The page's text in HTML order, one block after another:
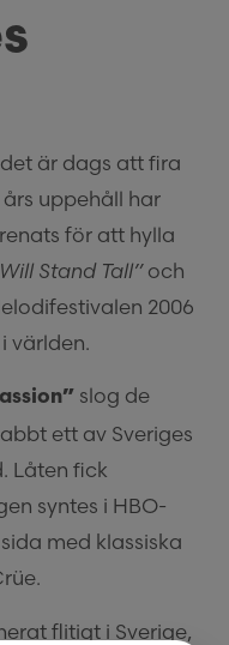
är dags att fira
uppehåll har
för att hylla
Stand Tall”och
2006
världen.
slog de
ett av Sveriges
Låten fick
syntes i HBO-
med klassiska
flitigt i Sverige,